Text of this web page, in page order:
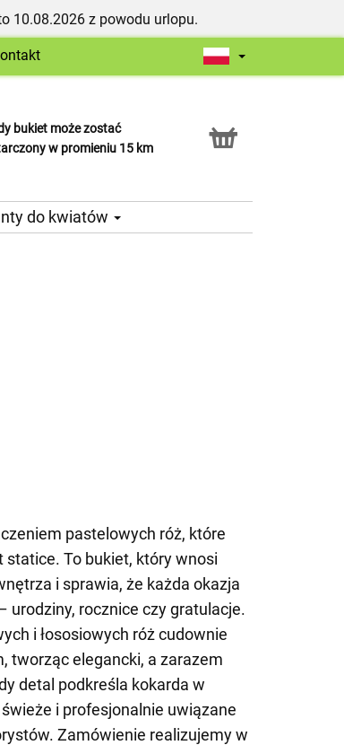
10.08.2026 z powodu urlopu.
bukiet może zostać
w promieniu 15 km
Click & Collect
do kwiatów
pastelowych róż, które
statice. To bukiet, który wnosi
i sprawia, że każda okazja
urodziny, rocznice czy gratulacje.
i łososiowych róż cudownie
tworząc elegancki, a zarazem
detal podkreśla kokarda w
i profesjonalnie uwiązane
Zamówienie realizujemy w